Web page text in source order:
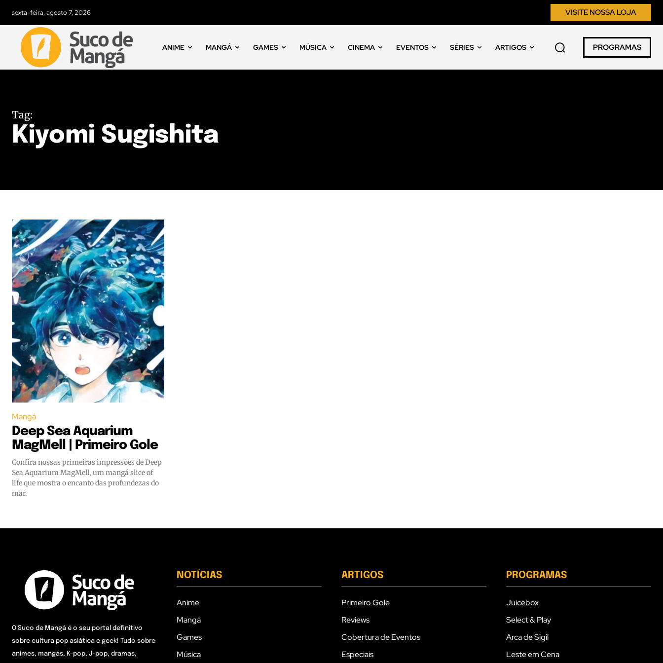
sexta-feira, agosto 7, 2026 VISITE NOSSA LOJA
ANIME MANGÁ GAMES MÚSICA CINEMA EVENTOS SÉRIES ARTIGOS PROGRAMAS
Tag:
Kiyomi Sugishita
Mangá
Deep Sea Aquarium
MagMell | Primeiro Gole
Confira nossas primeiras impressões de Deep
Sea Aquarium MagMell, um mangá slice of
life que mostra o encanto das profundezas do
mar.
O Suco de Mangá é o seu portal definitivo
sobre cultura pop asiática e geek! Tudo sobre
animes, mangás, K-pop, J-pop, dramas,
NOTÍCIAS
Anime
Mangá
Games
Música
ARTIGOS
Primeiro Gole
Reviews
Cobertura de Eventos
Especiais
PROGRAMAS
Juicebox
Select & Play
Arca de Sigil
Leste em Cena